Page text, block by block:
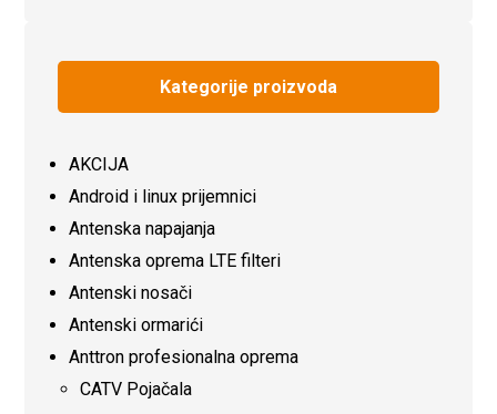
Kategorije proizvoda
AKCIJA
Android i linux prijemnici
Antenska napajanja
Antenska oprema LTE filteri
Antenski nosači
Antenski ormarići
Anttron profesionalna oprema
CATV Pojačala